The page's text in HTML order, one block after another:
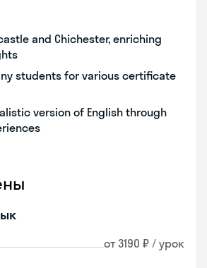
and Chichester, enriching
students for various certificate
version of English through
от 3190 ₽ / урок